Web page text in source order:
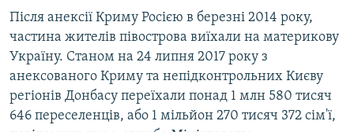
Після анексії Криму Росією в березні 2014 року,
частина жителів півострова виїхали на материкову
Україну. Станом на 24 липня 2017 року з
анексованого Криму та непідконтрольних Києву
регіонів Донбасу переїхали понад 1 млн 580 тисяч
646 переселенців, або 1 мільйон 270 тисяч 372 сім'ї,